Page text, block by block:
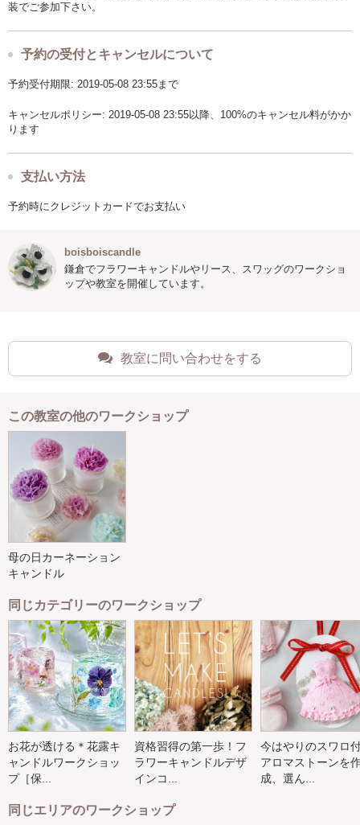
装でご参加下さい。
予約の受付とキャンセルについて
予約受付期限: 2019-05-08 23:55まで
キャンセルポリシー: 2019-05-08 23:55以降、100%のキャンセル料がかか
ります
支払い方法
予約時にクレジットカードでお支払い
boisboiscandle
鎌倉でフラワーキャンドルやリース、スワッグのワークショ
ップや教室を開催しています。
教室に問い合わせをする
この教室の他のワークショップ
母の日カーネーション
キャンドル
同じカテゴリーのワークショップ
お花が透ける＊花露キ
ャンドルワークショッ
プ［保...
資格習得の第一歩！フ
ラワーキャンドルデザ
インコ...
今はやりのスワロ
アロマストーンを
成、選ん...
同じエリアのワークショップ